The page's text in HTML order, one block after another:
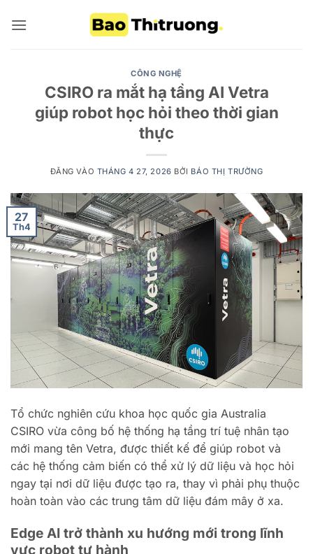
qua
CÔNG NGHỆ
CSIRO ra mắt hạ tầng AI Vetra
giúp robot học hỏi theo thời gian
thực
ĐĂNG VÀO THÁNG 4 27, 2026 BỞI BÁO THỊ TRƯỜNG
27
Th4
Tổ chức nghiên cứu khoa học quốc gia Australia
CSIRO vừa công bố hệ thống hạ tầng trí tuệ nhân tạo
mới mang tên Vetra, được thiết kế để giúp robot và
các hệ thống cảm biến có thể xử lý dữ liệu và học hỏi
ngay tại nơi dữ liệu được tạo ra, thay vì phải phụ thuộc
hoàn toàn vào các trung tâm dữ liệu đám mây ở xa.
Edge AI trở thành xu hướng mới trong lĩnh
vực robot tự hành